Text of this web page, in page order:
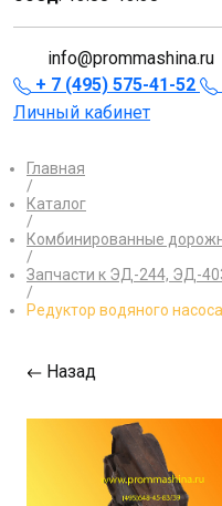
info@prommashina.ru
+ 7 (495) 575-41-52
Личный кабинет
Главная
/
Каталог
/
Комбинированные
/
Запчасти к ЭД-244, ЭД-
/
Редуктор водяного
Назад